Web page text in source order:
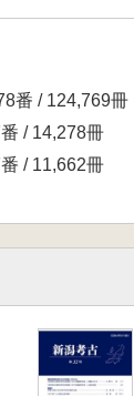
番 / 124,769冊
/ 14,278冊
/ 11,662冊